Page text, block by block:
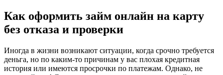
Как оформить займ онлайн на карту
без отказа и проверки
Иногда в жизни возникают ситуации, когда срочно требуется
деньга, но по каким-то причинам у вас плохая кредитная
история или имеются просрочки по платежам. Однако, не